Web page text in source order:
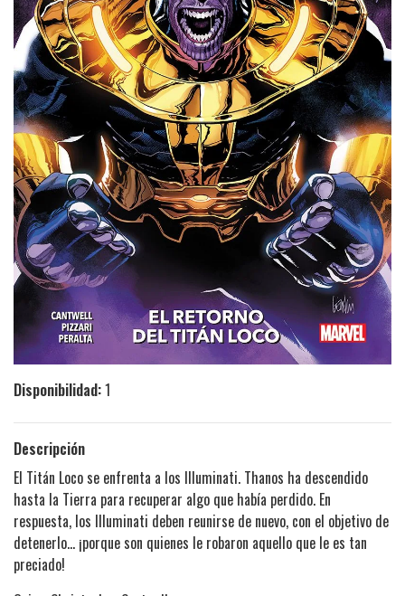
Disponibilidad:1
Descripción
El Titán Loco se enfrenta a los Illuminati. Thanos ha descendido
hasta la Tierra para recuperar algo que había perdido. En
respuesta, los Illuminati deben reunirse de nuevo, con el objetivo de
detenerlo... ¡porque son quienes le robaron aquello que le es tan
preciado!